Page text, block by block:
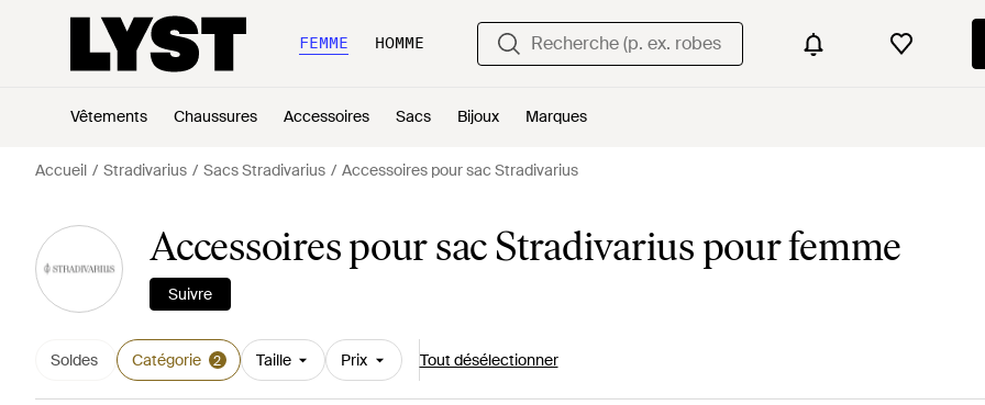
FEMME HOMME
Vêtements Chaussures Accessoires Sacs Bijoux Marques
Accueil Stradivarius Sacs Stradivarius Accessoires pour sac Stradivarius
Accessoires pour sac Stradivarius pour femme
Suivre
Soldes Catégorie 2 Taille Prix Tout désélectionner